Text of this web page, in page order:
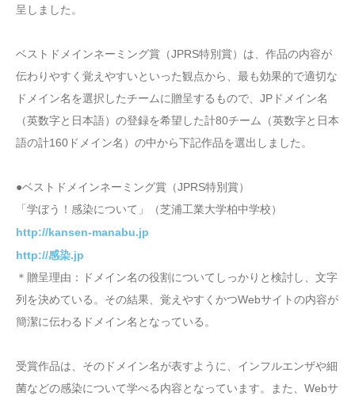
呈しました。
ベストドメインネーミング賞（JPRS特別賞）は、作品の内容が
伝わりやすく覚えやすいといった観点から、最も効果的で適切な
ドメイン名を選択したチームに贈呈するもので、JPドメイン名
（英数字と日本語）の登録を希望した計80チーム（英数字と日本
語の計160ドメイン名）の中から下記作品を選出しました。
●ベストドメインネーミング賞（JPRS特別賞）
「学ぼう！感染について」（芝浦工業大学柏中学校）
http://kansen-manabu.jp
http://感染.jp
＊贈呈理由：ドメイン名の役割についてしっかりと検討し、文字
列を決めている。その結果、覚えやすくかつWebサイトの内容が
簡潔に伝わるドメイン名となっている。
受賞作品は、そのドメイン名が表すように、インフルエンザや細
菌などの感染について学べる内容となっています。また、Webサ